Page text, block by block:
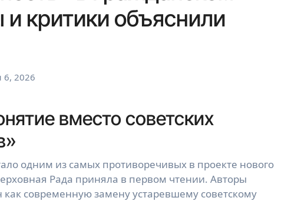
и критики объяснили
2026
вместо советских
Рада приняла в первом чтении. Авторы
современную замену устаревшему советскому